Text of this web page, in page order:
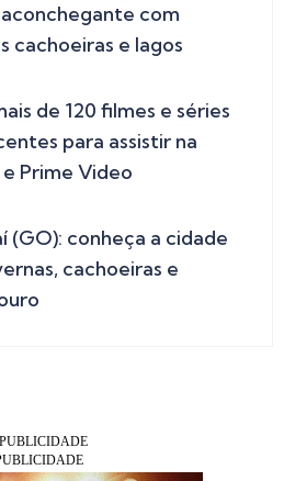
com
cachoeiras e lagos
de 120 filmes e séries
para assistir na
Prime Video
(GO): conheça a cidade
cachoeiras e